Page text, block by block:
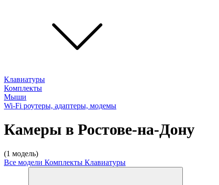
Клавиатуры
Комплекты
Мыши
Wi-Fi роутеры, адаптеры, модемы
Камеры в Ростове-на-Дону
(1 модель)
Все модели Комплекты Клавиатуры